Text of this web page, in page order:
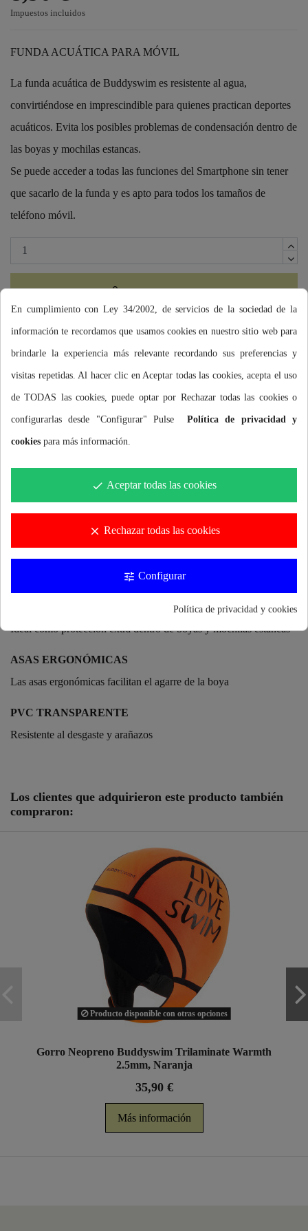
Impuestos incluidos
FUNDA ACUÁTICA PARA MÓVIL
La funda acuática de Buddyswim es resistente al agua,
convirtiéndose en imprescindible para quienes practican deportes
acuáticos. Evita los posibles problemas de condensación dentro de
las boyas y mochilas estancas.
Se puede acceder a todas las funciones del Smartphone sin tener
que sacarlo de la funda y es apto para todos los tamaños de
teléfono móvil.
Añadir al carrito
CARACTERÍSTICAS Y BENEFICIOS
100% WATERPROOF
Acceso táctil a todas las funciones del teléfono
Ideal como protección extra dentro de boyas y mochilas estancas
ASAS ERGONÓMICAS
Las asas ergonómicas facilitan el agarre de la boya
PVC TRANSPARENTE
Resistente al desgaste y arañazos
Los clientes que adquirieron este producto también
compraron:
Producto disponible con otras opciones
Gorro Neopreno Buddyswim Trilaminate Warmth
2.5mm, Naranja
35,90 €
Más información
En cumplimiento con Ley 34/2002, de servicios de la sociedad de la
información te recordamos que usamos cookies en nuestro sitio web para
brindarle la experiencia más relevante recordando sus preferencias y
visitas repetidas. Al hacer clic en Aceptar todas las cookies, acepta el uso
de TODAS las cookies, puede optar por Rechazar todas las cookies o
configurarlas desde "Configurar" Pulse Política de privacidad y
cookies para más información.
done Aceptar todas las cookies
clear Rechazar todas las cookies
tune Configurar
Política de privacidad y cookies